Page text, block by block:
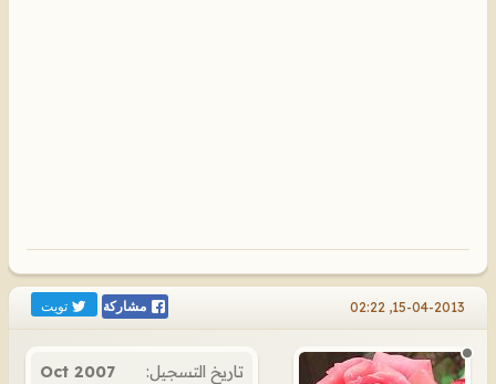
15-04-2013, 02:22 مشاركة تويت
تاريخ التسجيل:
Oct 2007